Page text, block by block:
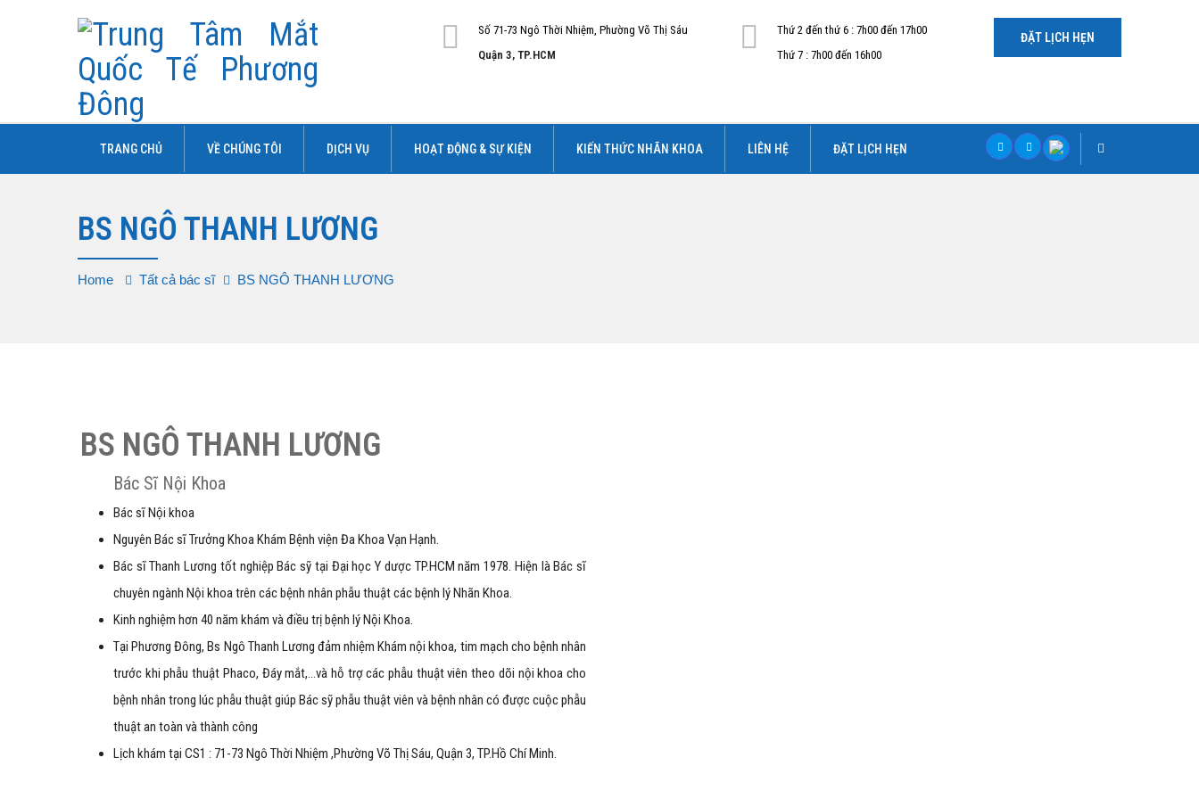
Số 71-73 Ngô Thời Nhiệm, Phường Võ Thị Sáu
Quận 3, TP.HCM
Thứ 2 đến thứ 6 : 7h00 đến 17h00
Thứ 7 : 7h00 đến 16h00
ĐẶT LỊCH HẸN
TRANG CHỦ VỀ CHÚNG TÔI DỊCH VỤ HOẠT ĐỘNG & SỰ KIỆN KIẾN THỨC NHÃN KHOA LIÊN HỆ ĐẶT LỊCH HẸN
BS NGÔ THANH LƯƠNG
Home Tất cả bác sĩ BS NGÔ THANH LƯƠNG
BS NGÔ THANH LƯƠNG
Bác Sĩ Nội Khoa
Bác sĩ Nội khoa
Nguyên Bác sĩ Trưởng Khoa Khám Bệnh viện Đa Khoa Vạn Hạnh.
Bác sĩ Thanh Lương tốt nghiệp Bác sỹ tại Đại học Y dược TP.HCM năm 1978. Hiện là Bác sĩ
chuyên ngành Nội khoa trên các bệnh nhân phẫu thuật các bệnh lý Nhãn Khoa.
Kinh nghiệm hơn 40 năm khám và điều trị bệnh lý Nội Khoa.
Tại Phương Đông, Bs Ngô Thanh Lương đảm nhiệm Khám nội khoa, tim mạch cho bệnh nhân
trước khi phẫu thuật Phaco, Đáy mắt,…và hỗ trợ các phẫu thuật viên theo dõi nội khoa cho
bệnh nhân trong lúc phẫu thuật giúp Bác sỹ phẫu thuật viên và bệnh nhân có được cuộc phẫu
thuật an toàn và thành công
Lịch khám tại CS1 : 71-73 Ngô Thời Nhiệm ,Phường Võ Thị Sáu, Quận 3, TP.Hồ Chí Minh.